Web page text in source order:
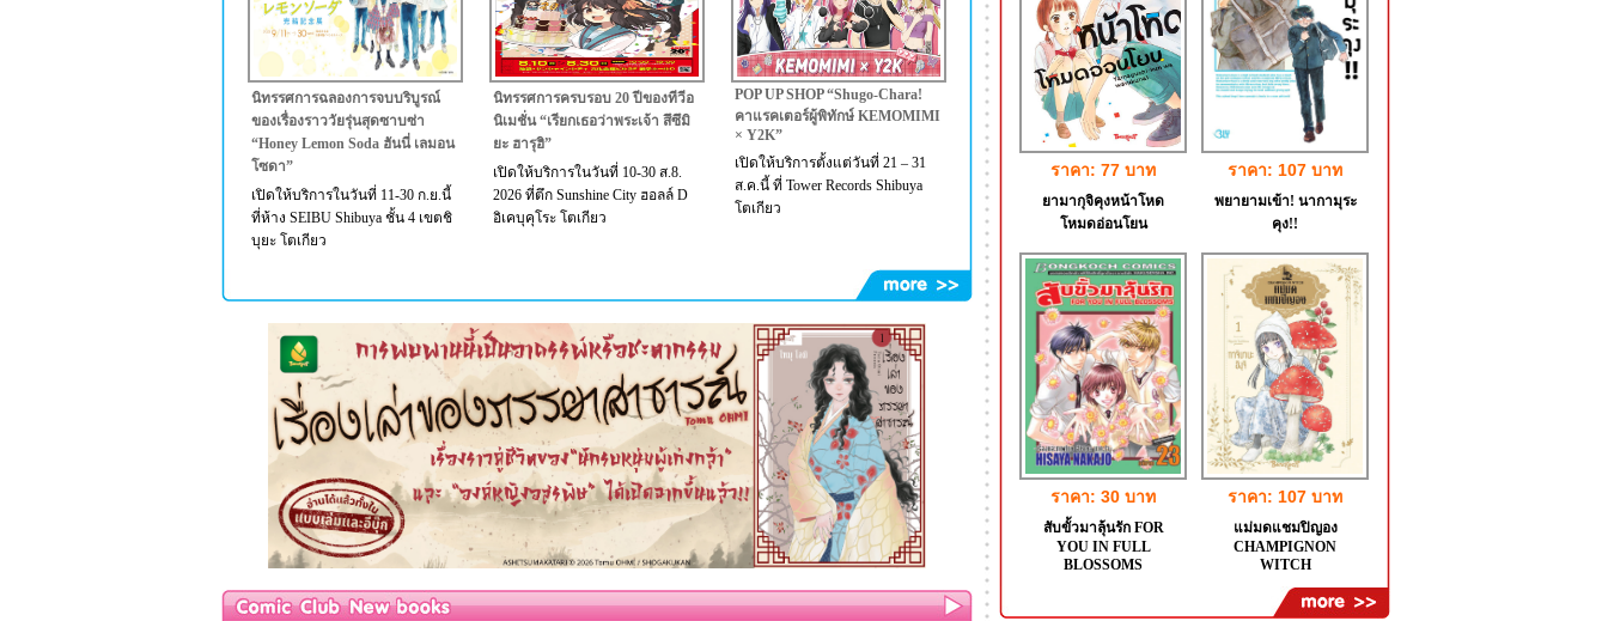
นิทรรศการฉลองการจบบริบูรณ์
ของเรื่องราววัยรุ่นสุดซาบซ่า
“Honey Lemon Soda ฮันนี่ เลมอน
โซดา”
เปิดให้บริการในวันที่ 11-30 ก.ย.นี้
ที่ห้าง SEIBU Shibuya ชั้น 4 เขตชิ
บุยะ โตเกียว
นิทรรศการครบรอบ 20 ปีของทีวีอ
นิเมชั่น “เรียกเธอว่าพระเจ้า สึซึมิ
ยะ ฮารุฮิ”
เปิดให้บริการในวันที่ 10-30 ส.8.
2026 ที่ตึก Sunshine City ฮอลล์ D
อิเคบุคุโระ โตเกียว
POP UP SHOP “Shugo-Chara!
คาแรคเตอร์ผู้พิทักษ์ KEMOMIMI
× Y2K”
เปิดให้บริการตั้งแต่วันที่ 21 – 31
ส.ค.นี้ ที่ Tower Records Shibuya
โตเกียว
ราคา: 77 บาท
ยามากุจิคุงหน้าโหด
โหมดอ่อนโยน
ราคา: 107 บาท
พยายามเข้า! นากามุระ
คุง!!
ราคา: 30 บาท
สับขั้วมาลุ้นรัก FOR
YOU IN FULL
BLOSSOMS
ราคา: 107 บาท
แม่มดแชมปิญอง
CHAMPIGNON
WITCH